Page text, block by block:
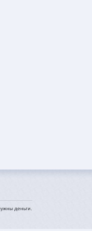
деньги.